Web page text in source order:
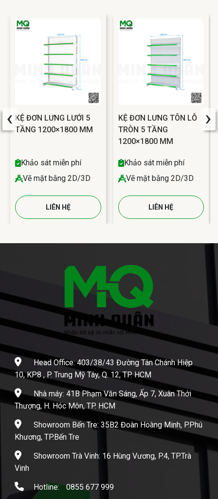
KỆ ĐƠN LƯNG LƯỚI 5
TẦNG 1200×1800 MM
Khảo sát miễn phí
Vẽ mặt bằng 2D/3D
LIÊN HỆ
KỆ ĐƠN LƯNG TÔN LỖ
TRÒN 5 TẦNG
1200×1800 MM
Khảo sát miễn phí
Vẽ mặt bằng 2D/3D
LIÊN HỆ
‹ ›
Head Office: 403/38/43 Đường Tân Chánh Hiệp
10, KP.8 , P. Trung Mỹ Tây, Q. 12, TP. HCM
Nhà máy: 41B Phạm Văn Sáng, Ấp 7, Xuân Thới
Thượng, H. Hóc Môn, TP. HCM
Showroom Bến Tre: 35B2 Đoàn Hoàng Minh, P.Phú
Khương, TP.Bến Tre
Showroom Trà Vinh: 16 Hùng Vương, P.4, TP.Trà
Vinh
Hotline: 0855 677 999